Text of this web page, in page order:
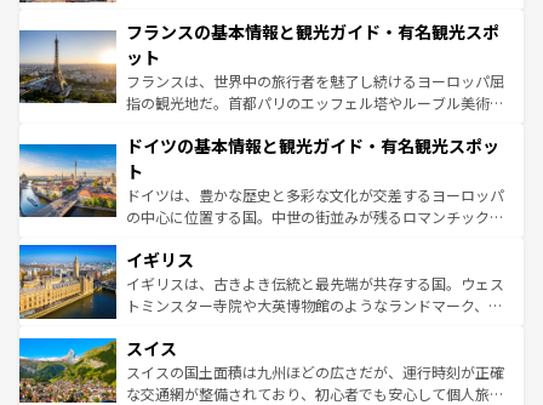
ませてくれるイタリアで、忘れられない旅をしてみよう！
なお、新着のイタリア情報は
しい。
文化が根付くこの国では、情熱的なフラメンコ、熱気あふ
れる闘牛、そして美味しいタパスが生活の一部となってい
る。首都マドリードの洗練された雰囲気や、バルセロナの
アートに溢れた街角から、地方では古代ローマ遺跡や中世
せる。地方によって風土や気候が異なるスペインはその個
ンテンツ一覧 を参照してほしい。
フランスの基本情報と観光ガイド・有名観光スポ
ット
フランスは、世界中の旅行者を魅了し続けるヨーロッパ屈
指の観光地だ。首都パリのエッフェル塔やルーブル美術館
で、幅広い魅力が詰まっている。華麗な宮殿、歴史的な大
聖堂、美しいビーチ、そして豊かな自然が、訪れる者を心
から魅了する。また、フランスは美食の国としても知ら
れ、フランス料理はユネスコ無形文化遺産にも登録されて
香り高いラベンダー畑など、多彩な楽しみ方が可能だ。さ
らに、パリ以外の地域にも魅力が溢れており、どの街角に
も豊かな歴史と文化が息づいている。パリ以外の個性あふ
を参照してほしい。
ドイツの基本情報と観光ガイド・有名観光スポッ
ト
ドイツは、豊かな歴史と多彩な文化が交差するヨーロッパ
の中心に位置する国。中世の街並みが残るロマンチック街
顔を持つこの国は、どこを歩いても飽きることがない。ベ
ルリンの文化的活気、バイエルン州のアルプスの絶景、そ
してライン川沿いのワイン畑といった風景は必見。ビール
は、お酒好きな人にはぜひ体験してほしい。 なお、新着の
ドイツ情報はコンテンツ一覧を参照してほしい。
イギリス
イギリスは、古きよき伝統と最先端が共存する国。ウェス
トミンスター寺院や大英博物館のようなランドマーク、歴
リアごとに異なる魅力がある。また、優雅なアフタヌーン
ティー、ビール好きにはたまらない英国パブ、サッカー観
戦など、本場だからこそできる体験も豊富。イギリスを旅
スイス
スイスの国土面積は九州ほどの広さだが、運行時刻が正確
な交通網が整備されており、初心者でも安心して個人旅行